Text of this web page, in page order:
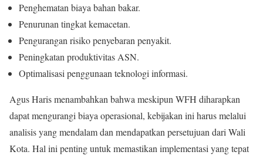
Penghematan biaya bahan bakar.
Penurunan tingkat kemacetan.
Pengurangan risiko penyebaran penyakit.
Peningkatan produktivitas ASN.
Optimalisasi penggunaan teknologi informasi.
Agus Haris menambahkan bahwa meskipun WFH diharapkan
dapat mengurangi biaya operasional, kebijakan ini harus melalui
analisis yang mendalam dan mendapatkan persetujuan dari Wali
Kota. Hal ini penting untuk memastikan implementasi yang tepat